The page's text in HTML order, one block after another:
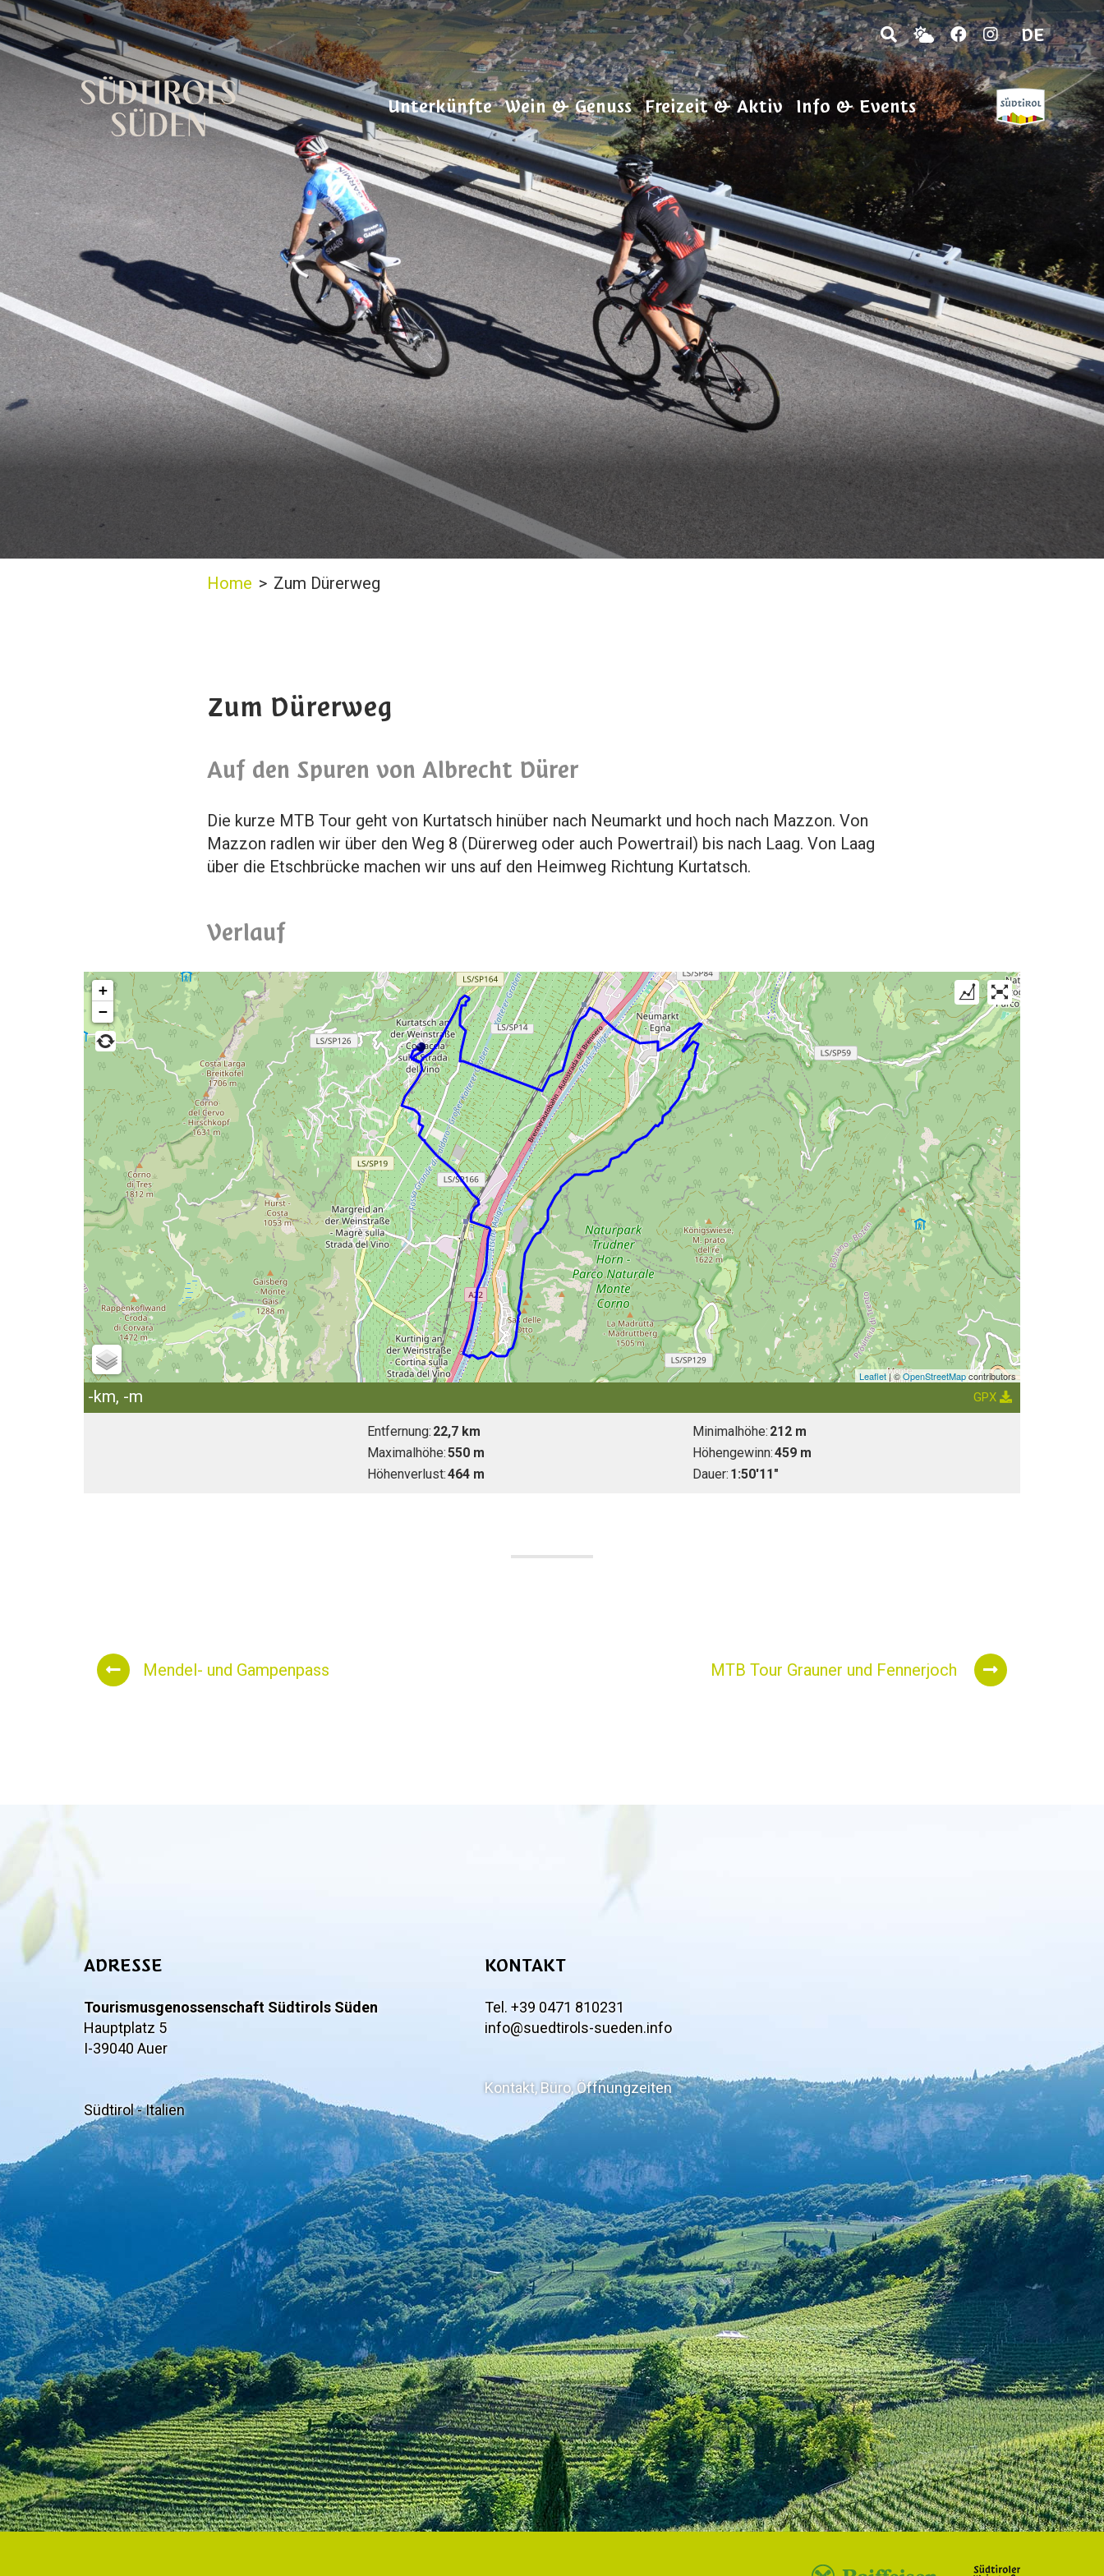
DE
Unterkünfte Wein & Genuss Freizeit & Aktiv Info & Events
Home > Zum Dürerweg
Zum Dürerweg
Auf den Spuren von Albrecht Dürer
Die kurze MTB Tour geht von Kurtatsch hinüber nach Neumarkt und hoch nach Mazzon. Von
Mazzon radlen wir über den Weg 8 (Dürerweg oder auch Powertrail) bis nach Laag. Von Laag
über die Etschbrücke machen wir uns auf den Heimweg Richtung Kurtatsch.
Verlauf
+
−
Leaflet| ©OpenStreetMapcontributors
-km, -m GPX
Entfernung: 22,7 km Minimalhöhe: 212 m
Maximalhöhe:550 m Höhengewinn:459 m
Höhenverlust:464 m Dauer: 1:50'11"
Mendel- und Gampenpass MTB Tour Grauner und Fennerjoch
ADRESSE
Tourismusgenossenschaft Südtirols Süden
Hauptplatz 5
I-39040 Auer
Südtirol - Italien
KONTAKT
Tel. +39 0471 810231
info@suedtirols-sueden.info
Kontakt, Büro, Öffnungzeiten